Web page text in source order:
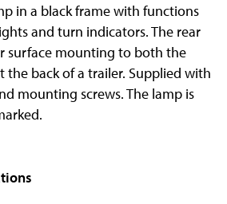
in a black frame with functions
and turn indicators. The rear
surface mounting to both the
the back of a trailer. Supplied with
mounting screws. The lamp is